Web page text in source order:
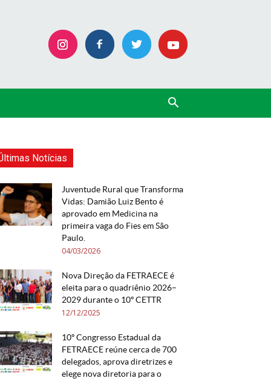
Notícias
Juventude Rural que Transforma
Vidas: Damião Luiz Bento é
aprovado em Medicina na
primeira vaga do Fies em São
Paulo.
04/03/2026
Nova Direção da FETRAECE é
eleita para o quadriênio 2026–
2029 durante o 10º CETTR
12/12/2025
10º Congresso Estadual da
FETRAECE reúne cerca de 700
delegados, aprova diretrizes e
elege nova diretoria para o